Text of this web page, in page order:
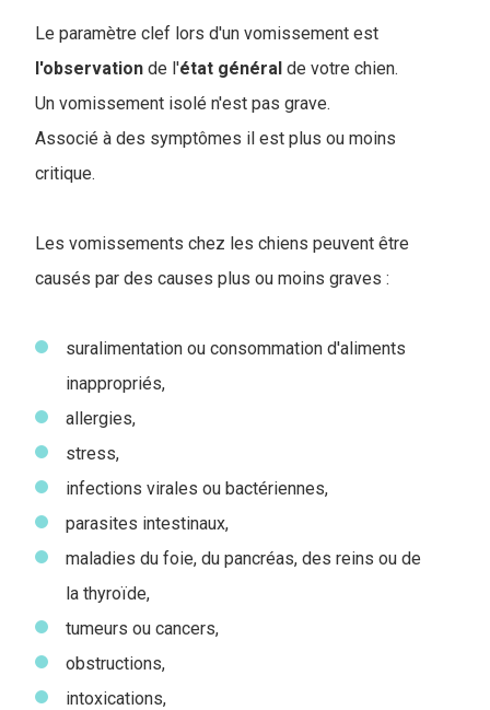
Le paramètre clef lors d'un vomissement est
l'observation de l'état général de votre chien.
Un vomissement isolé n'est pas grave.
Associé à des symptômes il est plus ou moins
critique.
Les vomissements chez les chiens peuvent être
causés par des causes plus ou moins graves :
suralimentation ou consommation d'aliments
inappropriés,
allergies,
stress,
infections virales ou bactériennes,
parasites intestinaux,
maladies du foie, du pancréas, des reins ou de
la thyroïde,
tumeurs ou cancers,
obstructions,
intoxications,